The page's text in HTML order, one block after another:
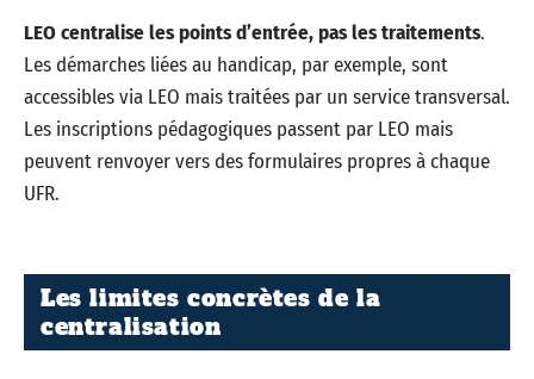
LEO centralise les points d’entrée, pas les traitements.
Les démarches liées au handicap, par exemple, sont
accessibles via LEO mais traitées par un service transversal.
Les inscriptions pédagogiques passent par LEO mais
peuvent renvoyer vers des formulaires propres à chaque
UFR.
Les limites concrètes de la
centralisation